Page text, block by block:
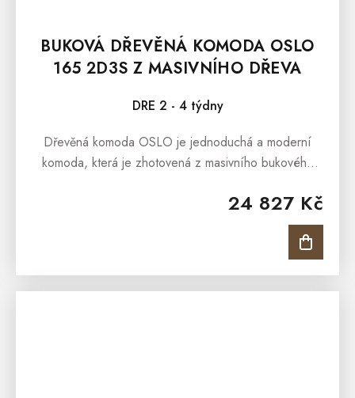
BUKOVÁ DŘEVĚNÁ KOMODA OSLO
165 2D3S Z MASIVNÍHO DŘEVA
DRE 2 - 4 týdny
24 827 Kč
Dřevěná komoda OSLO je jednoduchá a moderní
komoda, která je zhotovená z masivního bukového
která představuje elegantní a...